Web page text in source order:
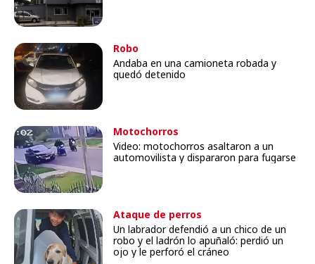
Robo
Andaba en una camioneta robada y
quedó detenido
Motochorros
Video: motochorros asaltaron a un
automovilista y dispararon para fugarse
Ataque de perros
Un labrador defendió a un chico de un
robo y el ladrón lo apuñaló: perdió un
ojo y le perforó el cráneo